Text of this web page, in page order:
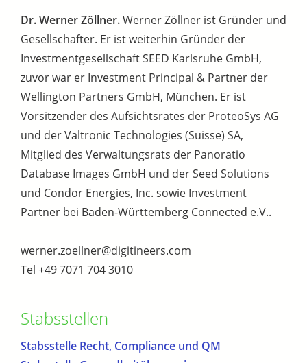
Dr. Werner Zöllner.Werner Zöllner ist Gründer und
Gesellschafter. Er ist weiterhin Gründer der
Investmentgesellschaft SEED Karlsruhe GmbH,
zuvor war er Investment Principal & Partner der
Wellington Partners GmbH, München. Er ist
Vorsitzender des Aufsichtsrates der ProteoSys AG
und der Valtronic Technologies (Suisse) SA,
Mitglied des Verwaltungsrats der Panoratio
Database Images GmbH und der Seed Solutions
und Condor Energies, Inc. sowie Investment
Partner bei Baden-Württemberg Connected e.V..
werner.zoellner@digitineers.com
Tel +49 7071 704 3010
Stabsstellen
Stabsstelle Recht, Compliance und QM